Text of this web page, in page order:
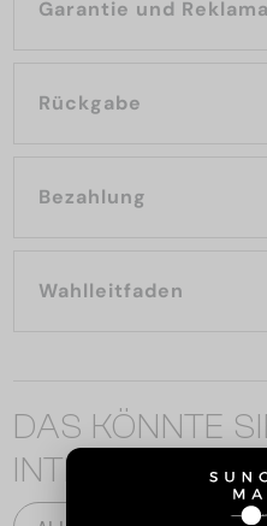
Garantie und
Rückgabe
Bezahlung
Wahlleitfaden
DAS KÖNNTE
INTERESSIEREN